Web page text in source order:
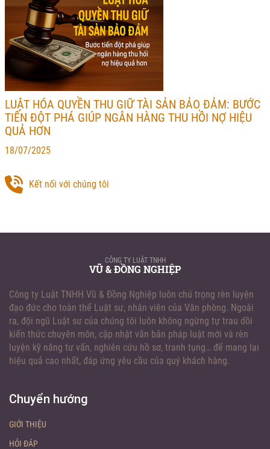
LUẬT HÓA QUYỀN THU GIỮ TÀI SẢN BẢO ĐẢM: BƯỚC
TIẾN ĐỘT PHÁ GIÚP NGÂN HÀNG THU HỒI NỢ HIỆU
QUẢ HƠN
18/07/2025
Kết nối với chúng tôi
CÔNG TY LUẬT TNHH
VŨ & ĐỒNG NGHIỆP
Công ty Luật TNHH Vũ & Đồng Nghiệp luôn chú trọng rèn luyện
đạo đức cho toàn thể Luật sư, nhân viên của Văn phòng. Ngoài
ra, đội ngũ Luật sư của chúng tôi luôn không ngừng tự trau dồi
kiến thức chuyên môn, cập nhật văn bản pháp luật mới và rèn
luyện kỹ năng tư vấn, nghiên cứu hồ sơ, tranh tụng… để mang lại
hiệu quả cao nhất, đáp ứng yêu cầu của quý khách hàng.
Chuyển hướng
GIỚI THIỆU
HỎI ĐÁP